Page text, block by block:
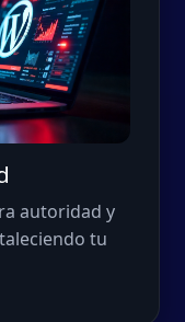
autoridad y
tu